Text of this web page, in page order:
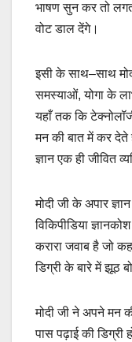
भाषण सुन कर तो
वोट डाल देंगे।
इसी के साथ–साथ
समस्याओं, योगा के
यहाँ तक कि
मन की बात में कर देते
ज्ञान एक ही जीवित
मोदी जी के अपार
विकिपीडिया
करारा जवाब है जो
डिग्री के बारे में झूठ
मोदी जी ने अपने मन
पास पढ़ाई की डिग्री